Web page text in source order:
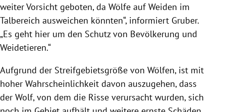
weiter Vorsicht geboten, da Wölfe auf Weiden im
Talbereich ausweichen könnten“, informiert Gruber.
„Es geht hier um den Schutz von Bevölkerung und
Weidetieren.“
Aufgrund der Streifgebietsgröße von Wölfen, ist mit
hoher Wahrscheinlichkeit davon auszugehen, dass
der Wolf, von dem die Risse verursacht wurden, sich